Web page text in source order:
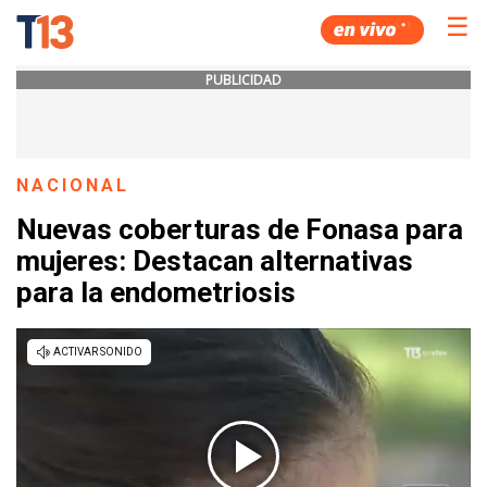
☰
PUBLICIDAD
NACIONAL
Nuevas coberturas de Fonasa para
mujeres: Destacan alternativas
para la endometriosis